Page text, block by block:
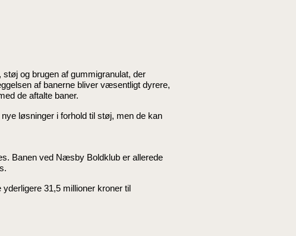
og brugen af gummigranulat, der
af banerne bliver væsentligt dyrere,
de aftalte baner.
løsninger i forhold til støj, men de kan
Banen ved Næsby Boldklub er allerede
31,5 millioner kroner til